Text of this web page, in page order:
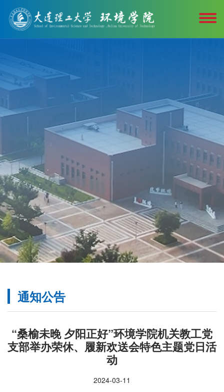
通知公告
“桑榆未晚 夕阳正好”环境学院机关教工党
支部举办荣休、履新欢送会特色主题党日活
动
2024-03-11